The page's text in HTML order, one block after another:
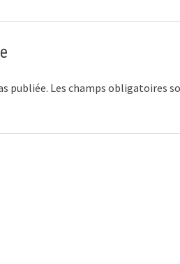
publiée. Les champs obligatoires